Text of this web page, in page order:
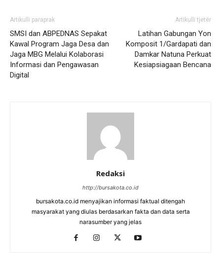
Artikulli paraprak
SMSI dan ABPEDNAS Sepakat
Kawal Program Jaga Desa dan
Jaga MBG Melalui Kolaborasi
Informasi dan Pengawasan
Digital
Artikulli tjetër
Latihan Gabungan Yon
Komposit 1/Gardapati dan
Damkar Natuna Perkuat
Kesiapsiagaan Bencana
Redaksi
http://bursakota.co.id
bursakota.co.id menyajikan informasi faktual ditengah
masyarakat yang diulas berdasarkan fakta dan data serta
narasumber yang jelas